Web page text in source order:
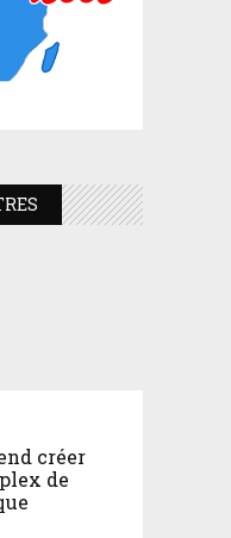
créer
de